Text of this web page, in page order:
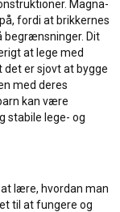
Magna-
fordi at brikkernes
begrænsninger. Dit
at lege med
det er sjovt at bygge
med deres
kan være
stabile lege- og
lære, hvordan man
til at fungere og